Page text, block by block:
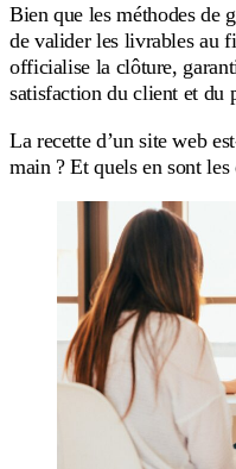
Bien que les méthodes de
de valider les livrables au
officialise la clôture,
satisfaction du client et du
La recette d’un site web
main ? Et quels en sont les